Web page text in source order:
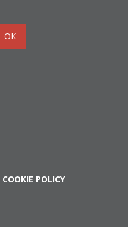
COOKIE POLICY